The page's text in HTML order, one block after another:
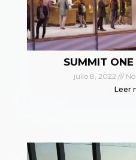
SUMMIT
julio 8, 2022
No
Leer